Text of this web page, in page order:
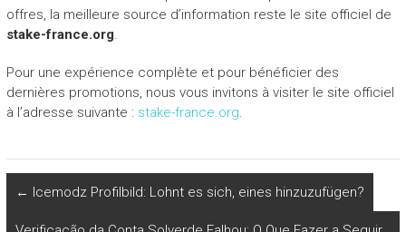
offres, la meilleure source d’information reste le site officiel de
stake-france.org.
Pour une expérience complète et pour bénéficier des
dernières promotions, nous vous invitons à visiter le site officiel
à l’adresse suivante : stake-france.org.
← Icemodz Profilbild: Lohnt es sich, eines hinzuzufügen?